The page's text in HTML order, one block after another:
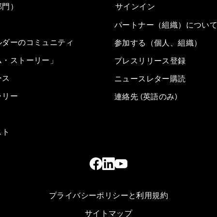
）
ーのコミュニティ
ストーリー」
リー
サインイン
パートナー（組織）につい
参加する（個人、組織）
プレスリリース登録
ニュースレター購読
連絡先 (英語のみ)
プライバシーポリシーと利用規約
サイトマップ